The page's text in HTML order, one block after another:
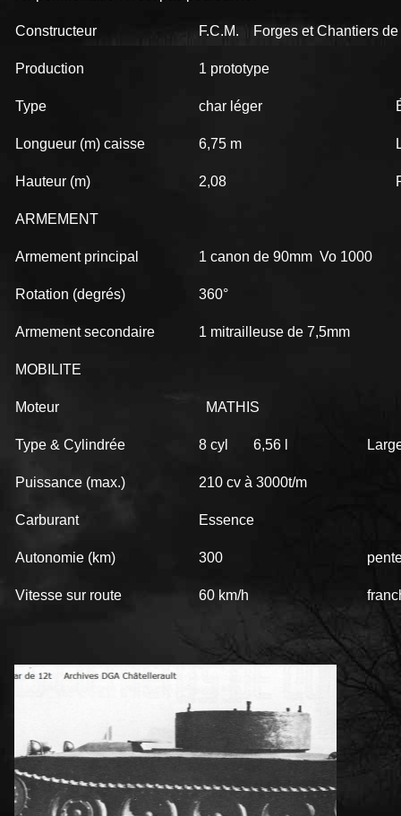
Constructeur F.C.M. Forges et Chantiers de
Production 1 prototype
Type char léger
Longueur (m) caisse 6,75 m
Hauteur (m) 2,08
ARMEMENT
Armement principal 1 canon de 90mm Vo 1000
Rotation (degrés) 360°
Armement secondaire 1 mitrailleuse de 7,5mm
MOBILITE
Moteur MATHIS
Type & Cylindrée 8 cyl 6,56 l
Puissance (max.) 210 cv à 3000t/m
Carburant Essence
Autonomie (km) 300
Vitesse sur route 60 km/h